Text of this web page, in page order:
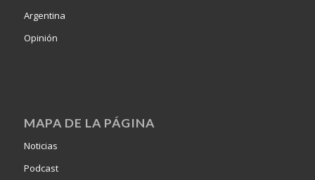
Argentina
Opinión
MAPA DE LA PÁGINA
Noticias
Podcast